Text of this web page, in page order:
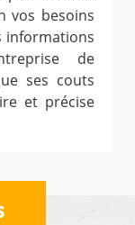
vos besoins
informations
de
ses couts
et précise